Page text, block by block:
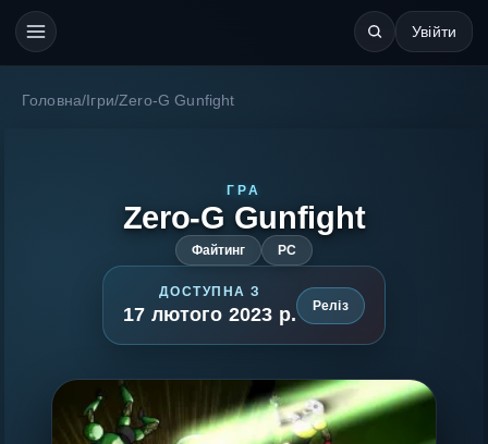
Увійти
Головна/ Ігри/Zero-G Gunfight
ГРА
Zero-G Gunfight
Файтинг PC
ДОСТУПНА З
17 лютого 2023 р. Реліз